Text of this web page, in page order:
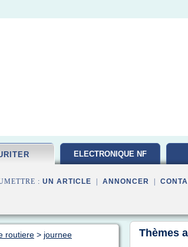
ELECTRONIQUE NF
: UN ARTICLE ANNONCER
routiere > journee
Thèmes